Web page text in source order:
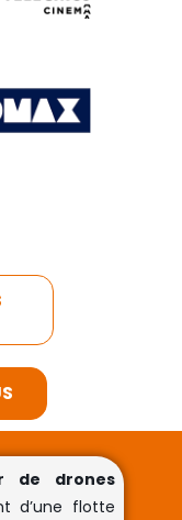
de drones
d’une flotte